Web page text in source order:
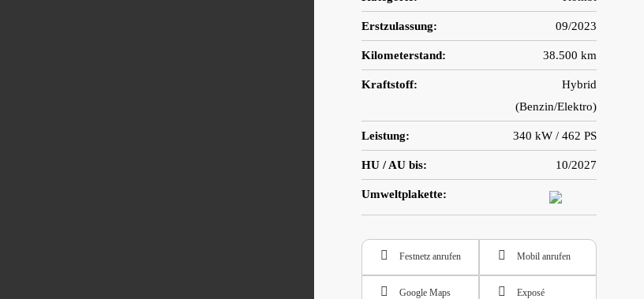
Erstzulassung: 09/2023
Kilometerstand: 38.500 km
Kraftstoff:
Hybrid
(Benzin/Elektro)
Leistung: 340 kW / 462 PS
HU / AU bis: 10/2027
Umweltplakette:
Festnetz anrufen Mobil anrufen
Google Maps Exposé